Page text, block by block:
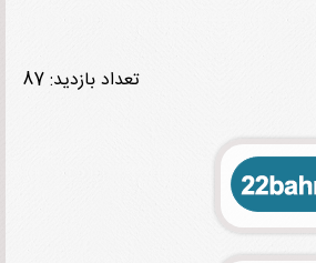
تعداد بازدید: 87